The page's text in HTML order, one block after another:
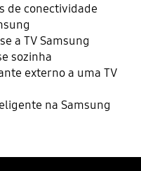
de conectividade
a TV Samsung
sozinha
externo a uma TV
na Samsung